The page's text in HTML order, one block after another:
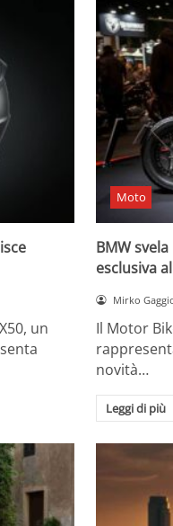
un
Moto
BMW
esclusiva
Mirko
Il Motor
novità…
Leggi di più